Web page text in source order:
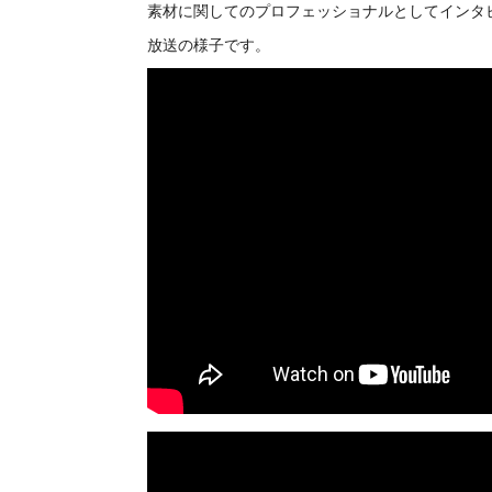
素材に関してのプロフェッショナルとしてインタ
放送の様子です。